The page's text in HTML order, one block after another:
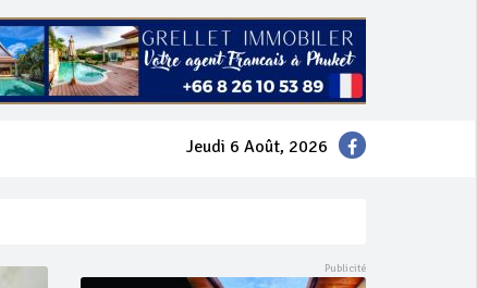
Jeudi 6 Août, 2026